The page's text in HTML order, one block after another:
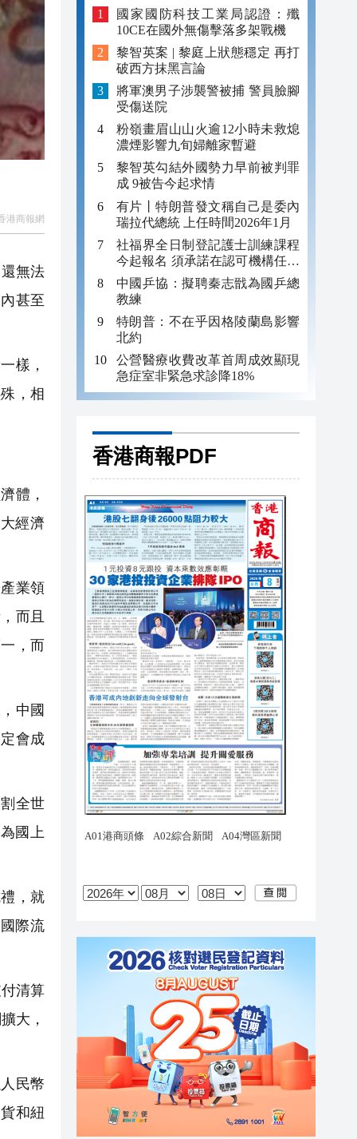
20:41
20:39
港商報網
無法
甚至
樣，
，相
體，
經濟
業領
而且
，而
中國
會成
全世
國上
，就
際流
清算
大，
民幣
和紐
國家國防科技工業局認證：殲
10CE在國外無傷擊落多架戰機
黎智英案 | 黎庭上狀態穩定 再打
破西方抹黑言論
將軍澳男子涉襲警被捕 警員臉腳
受傷送院
粉嶺畫眉山山火逾12小時未救熄
濃煙影響九旬婦離家暫避
黎智英勾結外國勢力早前被判罪
成 9被告今起求情
有片丨特朗普發文稱自己是委內
瑞拉代總統 上任時間2026年1月
社福界全日制登記護士訓練課程
今起報名 須承諾在認可機構任職
至少三年
中國乒協：擬聘秦志戩為國乒總
教練
特朗普：不在乎因格陵蘭島影響
北約
公營醫療收費改革首周成效顯現
急症室非緊急求診降18%
香港商報PDF